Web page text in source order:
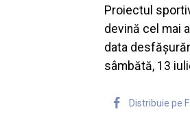
Proiectul
devină cel mai
data
sâmbătă, 13
Distribuie pe